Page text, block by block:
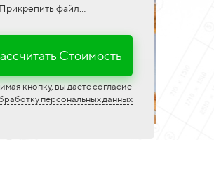
Прикрепить файл...
Стоимость
кнопку, вы даете согласие
персональных данных